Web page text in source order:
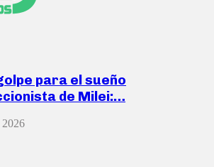
para el sueño
de Milei:…
2026